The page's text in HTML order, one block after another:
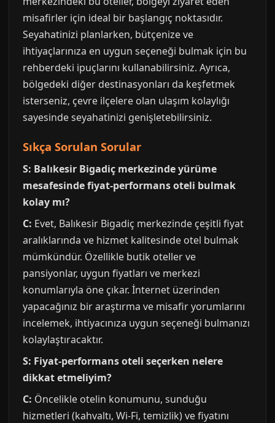
misafirler için ideal bir başlangıç noktasıdır.
Seyahatinizi planlarken, bütçenize ve
ihtiyaçlarınıza en uygun seçeneği bulmak için bu
rehberdeki ipuçlarını kullanabilirsiniz. Ayrıca,
bölgedeki diğer destinasyonları da keşfetmek
isterseniz, çevre ilçelere olan ulaşım kolaylığı
sayesinde seyahatinizi genişletebilirsiniz.
Sıkça Sorulan Sorular
S: Balıkesir Bigadiç merkezinde yürüme
mesafesinde fiyat-performans oteli bulmak
kolay mı?
C: Evet, Balıkesir Bigadiç merkezinde çeşitli fiyat
aralıklarında ve hizmet kalitesinde otel bulmak
mümkündür. Özellikle butik oteller ve
pansiyonlar, uygun fiyatları ve merkezi
konumlarıyla öne çıkar. İnternet üzerinden
yapacağınız bir araştırma ve misafir yorumlarını
incelemek, ihtiyacınıza uygun seçeneği bulmanızı
kolaylaştıracaktır.
S: Fiyat-performans oteli seçerken nelere
dikkat etmeliyim?
C: Öncelikle otelin konumunu, sunduğu
hizmetleri (kahvaltı, Wi-Fi, temizlik) ve fiyatını